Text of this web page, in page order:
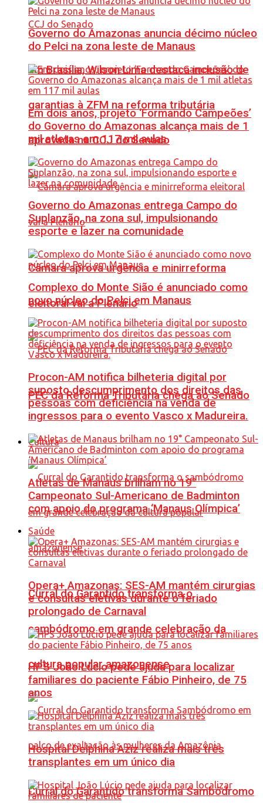
Em Brasília, Wilson Lima destaca inclusão de
garantias à ZFM na reforma tributária
aprovada na CCJ do Senado
Câmara aprova urgência e minirreforma
eleitoral vai a Plenário
PEC da Reforma Tributária chega ao Senado
Cultura
Curral do Garantido transforma o
sambódromo em grande celebração da
cultura popular amazonense
Curral do Garantido transforma Sambódromo
Governo do Amazonas anuncia décimo núcleo
do Pelci na zona leste de Manaus
Em dois anos, projeto ‘Formando Campeões’
do Governo do Amazonas alcança mais de 1
mil atletas em 117 mil aulas
Governo do Amazonas entrega Campo do
Suplanzão, na zona sul, impulsionando
esporte e lazer na comunidade
Complexo do Monte Sião é anunciado como
novo núcleo do Pelci em Manaus
Procon-AM notifica bilheteria digital por
suposto descumprimento dos direitos das
pessoas com deficiência na venda de
ingressos para o evento Vasco x Madureira.
Atletas de Manaus brilham no 19°
Campeonato Sul-Americano de Badminton
com apoio do programa ‘Manaus Olímpica’
Saúde
Opera+ Amazonas: SES-AM mantém cirurgias
e consultas eletivas durante o feriado
prolongado de Carnaval
HPS João Lúcio pede ajuda para localizar
familiares do paciente Fábio Pinheiro, de 75
anos
Hospital Delphina Aziz realiza mais três
transplantes em um único dia